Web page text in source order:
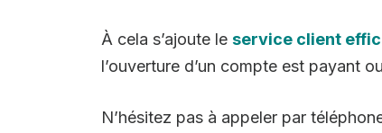
À cela s’ajoute le service client
l’ouverture d’un compte est payant
N’hésitez pas à appeler par